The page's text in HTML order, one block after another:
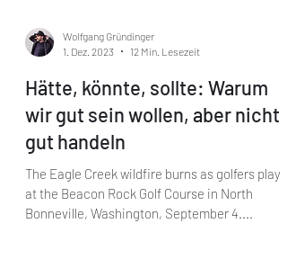
Wolfgang Gründinger
1. Dez. 2023
12 Min. Lesezeit
Hätte, könnte, sollte: Warum
wir gut sein wollen, aber nicht
gut handeln